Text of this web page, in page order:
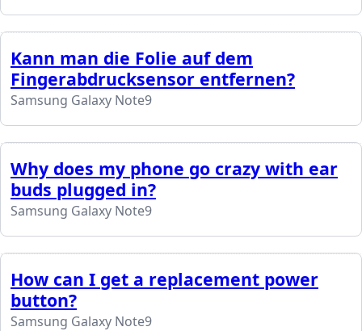
Kann man die Folie auf dem
Fingerabdrucksensor entfernen?
Samsung Galaxy Note9
Why does my phone go crazy with ear
buds plugged in?
Samsung Galaxy Note9
How can I get a replacement power
button?
Samsung Galaxy Note9